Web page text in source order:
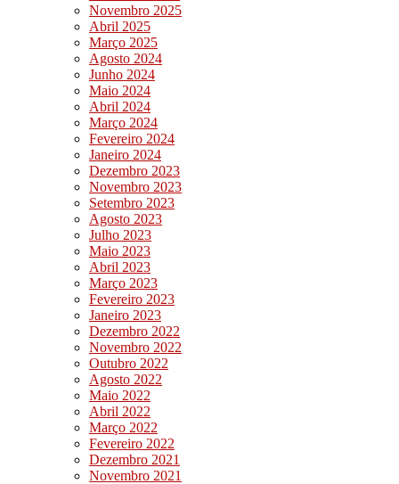
Novembro 2025
Abril 2025
Março 2025
Agosto 2024
Junho 2024
Maio 2024
Abril 2024
Março 2024
Fevereiro 2024
Janeiro 2024
Dezembro 2023
Novembro 2023
Setembro 2023
Agosto 2023
Julho 2023
Maio 2023
Abril 2023
Março 2023
Fevereiro 2023
Janeiro 2023
Dezembro 2022
Novembro 2022
Outubro 2022
Agosto 2022
Maio 2022
Abril 2022
Março 2022
Fevereiro 2022
Dezembro 2021
Novembro 2021